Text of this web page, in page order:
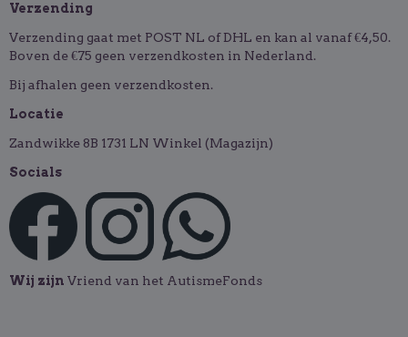
Verzending
Verzending gaat met POST NL of DHL en kan al vanaf €4,50.
Boven de €75 geen verzendkosten in Nederland.
Bij afhalen geen verzendkosten.
Locatie
Zandwikke 8B 1731 LN Winkel (Magazijn)
Socials
Wij zijn Vriend van het AutismeFonds